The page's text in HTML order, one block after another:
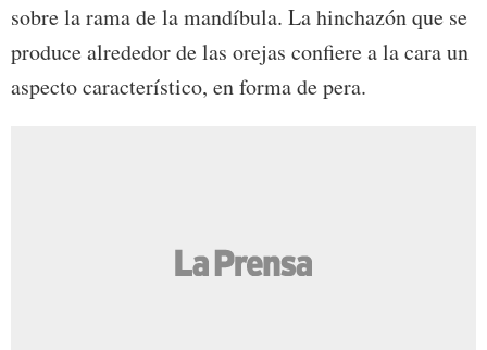
sobre la rama de la mandíbula. La hinchazón que se
produce alrededor de las orejas confiere a la cara un
aspecto característico, en forma de pera.